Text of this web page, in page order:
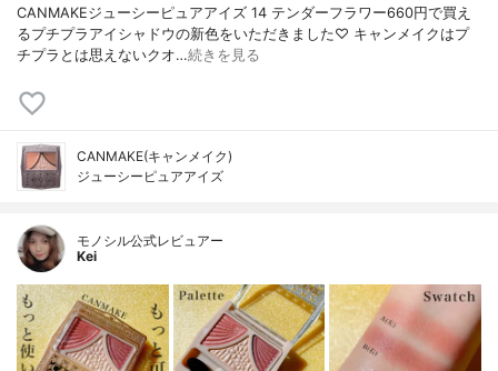
CANMAKEジューシーピュアアイズ 14 テンダーフラワー660円で買え
るプチプラアイシャドウの新色をいただきました♡ キャンメイクはプ
チプラとは思えないクオ…続きを見る
CANMAKE(キャンメイク)
ジューシーピュアアイズ
モノシル公式レビュアー
Kei